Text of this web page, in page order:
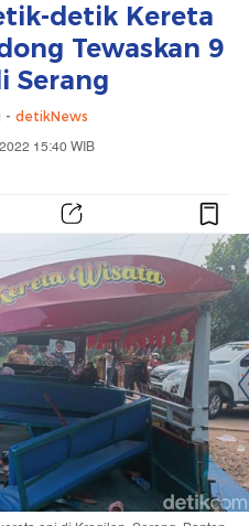
detik Kereta
Tewaskan 9
Serang
- detikNews
15:40 WIB